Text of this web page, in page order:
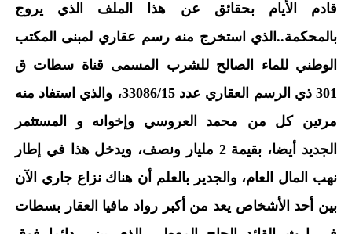
قادم الأيام بحقائق عن هذا الملف الذي يروج
بالمحكمة..الذي استخرج منه رسم عقاري لمبنى المكتب
الوطني للماء الصالح للشرب المسمى قناة سطات ق
301 ذي الرسم العقاري عدد 33086/15، والذي استفاد منه
مرتين كل من محمد العروسي وإخوانه و المستثمر
الجديد أيضا، بقيمة 2 مليار ونصف، ويدخل هذا في إطار
نهب المال العام، والجدير بالعلم أن هناك نزاع جاري الآن
بين أحد الأشخاص يعد من أكبر رواد مافيا العقار بسطات